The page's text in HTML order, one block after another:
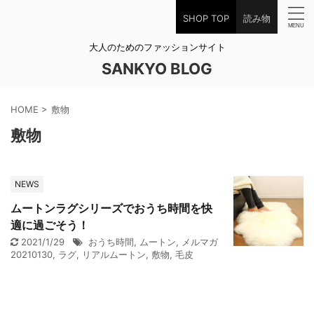
SHOP TOP 読み物
大人のためのファッションサイト
SANKYO BLOG
HOME > 敷物
敷物
NEWS
ムートンラグシリーズでおうち時間を快
適に過ごそう！
2021/1/29 おうち時間, ムートン, メルマガ
20210130, ラグ, リアルムートン, 敷物, 毛皮